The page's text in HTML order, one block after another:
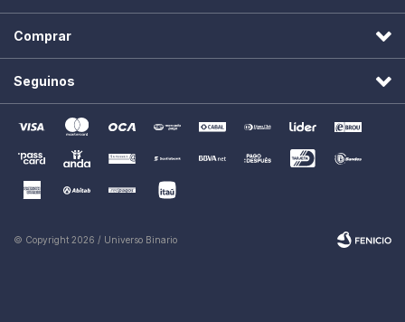
Comprar
Seguinos
© Copyright 2026 / Universo Binario